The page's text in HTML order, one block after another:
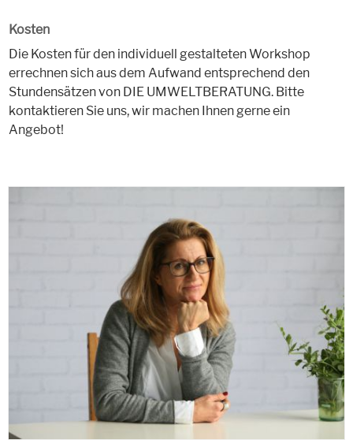
Kosten
Die Kosten für den individuell gestalteten Workshop
errechnen sich aus dem Aufwand entsprechend den
Stundensätzen von DIE UMWELTBERATUNG. Bitte
kontaktieren Sie uns, wir machen Ihnen gerne ein
Angebot!